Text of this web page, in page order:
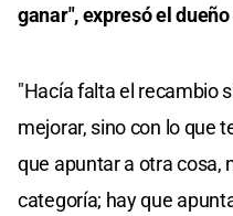
ganar", expresó el
"Hacía falta el recambio
mejorar, sino con lo que
que apuntar a otra cosa,
categoría; hay que